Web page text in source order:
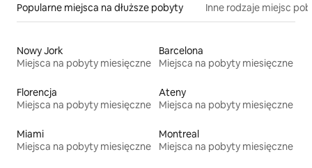
Popularne miejsca na dłuższe pobyty Inne rodzaje miejsc
Nowy Jork
Miejsca na pobyty miesięczne
Barcelona
Miejsca na pobyty miesięczne
Florencja
Miejsca na pobyty miesięczne
Ateny
Miejsca na pobyty miesięczne
Miami
Miejsca na pobyty miesięczne
Montreal
Miejsca na pobyty miesięczne